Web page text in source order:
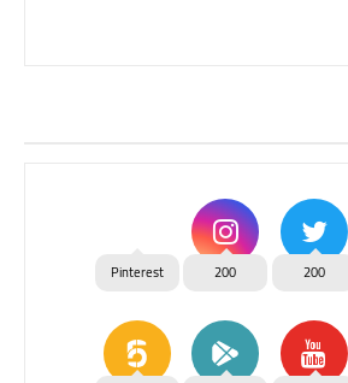
200
200
Pinterest